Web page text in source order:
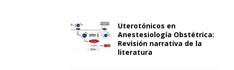
Uterotónicos en
Anestesiología Obstétrica:
Revisión narrativa de la
literatura